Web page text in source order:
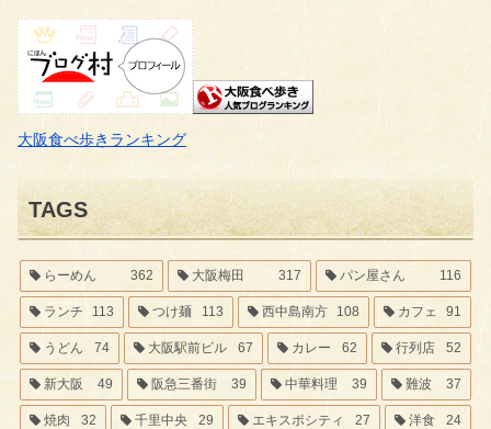
大阪食べ歩きランキング
TAGS
らーめん 362 大阪梅田 317 パン屋さん 116
ランチ 113 つけ麺 113 西中島南方 108 カフェ 91
うどん 74 大阪駅前ビル 67 カレー 62 行列店 52
新大阪 49 阪急三番街 39 中華料理 39 難波 37
焼肉 32 千里中央 29 エキスポシティ 27 洋食 24